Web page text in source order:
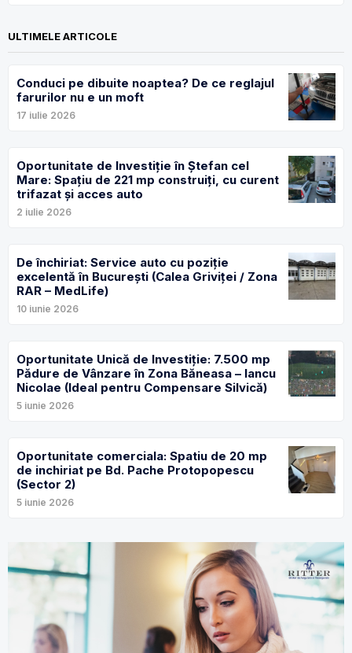
ULTIMELE ARTICOLE
Conduci pe dibuite noaptea? De ce reglajul
farurilor nu e un moft
17 iulie 2026
Oportunitate de Investiție în Ștefan cel
Mare: Spațiu de 221 mp construiți, cu curent
trifazat și acces auto
2 iulie 2026
De închiriat: Service auto cu poziție
excelentă în București (Calea Griviței / Zona
RAR – MedLife)
10 iunie 2026
Oportunitate Unică de Investiție: 7.500 mp
Pădure de Vânzare în Zona Băneasa – Iancu
Nicolae (Ideal pentru Compensare Silvică)
5 iunie 2026
Oportunitate comerciala: Spatiu de 20 mp
de inchiriat pe Bd. Pache Protopopescu
(Sector 2)
5 iunie 2026